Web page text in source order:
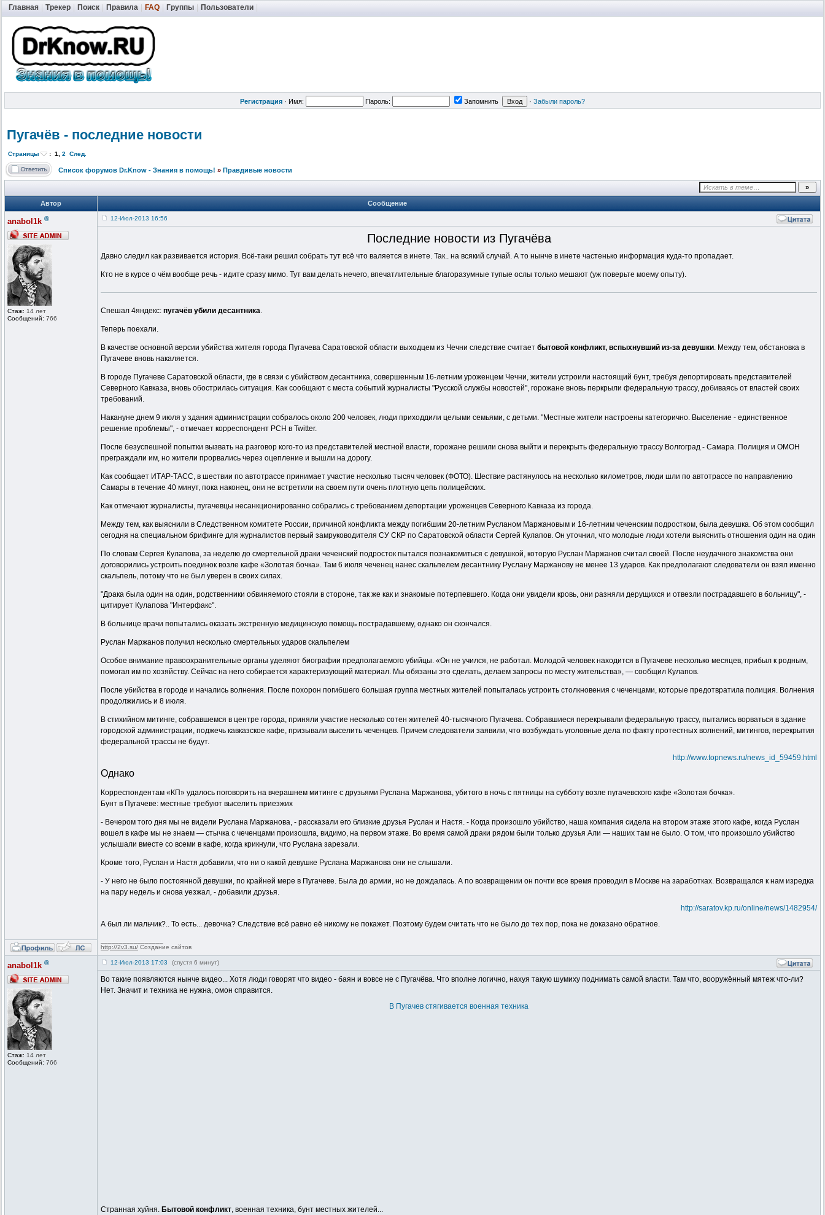
Главная Трекер Поиск Правила FAQ Группы Пользователи
Регистрация · Имя: Пароль: Запомнить · Забыли пароль?
Пугачёв - последние новости
Страницы : 1, 2 След.
Список форумов Dr.Know - Знания в помощь! » Правдивые новости
Автор Сообщение
anabol1k ®
Стаж: 14 лет
Сообщений: 766
12-Июл-2013 16:56
Последние новости из Пугачёва
Давно следил как развивается история. Всё-таки решил собрать тут всё что валяется в инете. Так.. на всякий случай. А то нынче в инете частенько информация куда-то пропадает.
Кто не в курсе о чём вообще речь - идите сразу мимо. Тут вам делать нечего, впечатлительные благоразумные тупые ослы только мешают (уж поверьте моему опыту).
Спешал 4яндекс: пугачёв убили десантника.
Теперь поехали.
В качестве основной версии убийства жителя города Пугачева Саратовской области выходцем из Чечни следствие считает бытовой конфликт, вспыхнувший из-за девушки. Между тем, обстановка в
Пугачеве вновь накаляется.
В городе Пугачеве Саратовской области, где в связи с убийством десантника, совершенным 16-летним уроженцем Чечни, жители устроили настоящий бунт, требуя депортировать представителей
Северного Кавказа, вновь обострилась ситуация. Как сообщают с места событий журналисты "Русской службы новостей", горожане вновь перкрыли федеральную трассу, добиваясь от властей своих
требований.
Накануне днем 9 июля у здания администрации собралось около 200 человек, люди приходдили целыми семьями, с детьми. "Местные жители настроены категорично. Выселение - единственное
решение проблемы", - отмечает корреспондент РСН в Twitter.
После безуспешной попытки вызвать на разговор кого-то из представителей местной власти, горожане решили снова выйти и перекрыть федеральную трассу Волгоград - Самара. Полиция и ОМОН
преграждали им, но жители прорвались через оцепление и вышли на дорогу.
Как сообщает ИТАР-ТАСС, в шествии по автотрассе принимает участие несколько тысяч человек (ФОТО). Шествие растянулось на несколько километров, люди шли по автотрассе по направлению
Самары в течение 40 минут, пока наконец, они не встретили на своем пути очень плотную цепь полицейских.
Как отмечают журналисты, пугачевцы несанкционированно собрались с требованием депортации уроженцев Северного Кавказа из города.
Между тем, как выяснили в Следственном комитете России, причиной конфликта между погибшим 20-летним Русланом Маржановым и 16-летним чеченским подростком, была девушка. Об этом сообщил
сегодня на специальном брифинге для журналистов первый замруководителя СУ СКР по Саратовской области Сергей Кулапов. Он уточнил, что молодые люди хотели выяснить отношения один на один
По словам Сергея Кулапова, за неделю до смертельной драки чеченский подросток пытался познакомиться с девушкой, которую Руслан Маржанов считал своей. После неудачного знакомства они
договорились устроить поединок возле кафе «Золотая бочка». Там 6 июля чеченец нанес скальпелем десантнику Руслану Маржанову не менее 13 ударов. Как предполагают следователи он взял именно
скальпель, потому что не был уверен в своих силах.
"Драка была один на один, родственники обвиняемого стояли в стороне, так же как и знакомые потерпевшего. Когда они увидели кровь, они разняли дерущихся и отвезли пострадавшего в больницу", -
цитирует Кулапова "Интерфакс".
В больнице врачи попытались оказать экстренную медицинскую помощь пострадавшему, однако он скончался.
Руслан Маржанов получил несколько смертельных ударов скальпелем
Особое внимание правоохранительные органы уделяют биографии предполагаемого убийцы. «Он не учился, не работал. Молодой человек находится в Пугачеве несколько месяцев, прибыл к родным,
помогал им по хозяйству. Сейчас на него собирается характеризующий материал. Мы обязаны это сделать, делаем запросы по месту жительства», — сообщил Кулапов.
После убийства в городе и начались волнения. После похорон погибшего большая группа местных жителей попыталась устроить столкновения с чеченцами, которые предотвратила полиция. Волнения
продолжились и 8 июля.
В стихийном митинге, собравшемся в центре города, приняли участие несколько сотен жителей 40-тысячного Пугачева. Собравшиеся перекрывали федеральную трассу, пытались ворваться в здание
городской администрации, поджечь кавказское кафе, призывали выселить чеченцев. Причем следователи заявили, что возбуждать уголовные дела по факту протестных волнений, митингов, перекрытия
федеральной трассы не будут.
http://www.topnews.ru/news_id_59459.html
Однако
Корреспондентам «КП» удалось поговорить на вчерашнем митинге с друзьями Руслана Маржанова, убитого в ночь с пятницы на субботу возле пугачевского кафе «Золотая бочка».
Бунт в Пугачеве: местные требуют выселить приезжих
- Вечером того дня мы не видели Руслана Маржанова, - рассказали его близкие друзья Руслан и Настя. - Когда произошло убийство, наша компания сидела на втором этаже этого кафе, когда Руслан
вошел в кафе мы не знаем — стычка с чеченцами произошла, видимо, на первом этаже. Во время самой драки рядом были только друзья Али — наших там не было. О том, что произошло убийство
услышали вместе со всеми в кафе, когда крикнули, что Руслана зарезали.
Кроме того, Руслан и Настя добавили, что ни о какой девушке Руслана Маржанова они не слышали.
- У него не было постоянной девушки, по крайней мере в Пугачеве. Была до армии, но не дождалась. А по возвращении он почти все время проводил в Москве на заработках. Возвращался к нам изредка
на пару недель и снова уезжал, - добавили друзья.
http://saratov.kp.ru/online/news/1482954/
А был ли мальчик?.. То есть... девочка? Следствие всё равно её никому не покажет. Поэтому будем считать что не было до тех пор, пока не доказано обратное.
http://2v3.su/ Создание сайтов
anabol1k ®
Стаж: 14 лет
Сообщений: 766
12-Июл-2013 17:03 (спустя 6 минут)
Во такие появляются нынче видео... Хотя люди говорят что видео - баян и вовсе не с Пугачёва. Что вполне логично, нахуя такую шумиху поднимать самой власти. Там что, вооружённый мятеж что-ли?
Нет. Значит и техника не нужна, омон справится.
В Пугачев стягивается военная техника
Странная хуйня. Бытовой конфликт, военная техника, бунт местных жителей...